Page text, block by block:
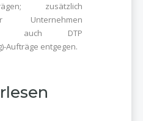
zusätzlich
Unternehmen
auch DTP
Aufträge entgegen.